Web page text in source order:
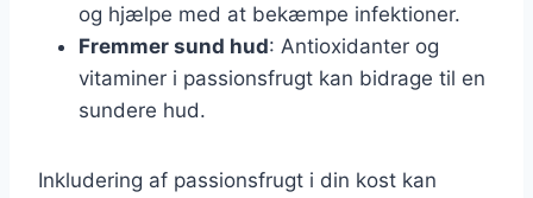
og hjælpe med at bekæmpe infektioner.
Fremmer sund hud: Antioxidanter og
vitaminer i passionsfrugt kan bidrage til en
sundere hud.
Inkludering af passionsfrugt i din kost kan